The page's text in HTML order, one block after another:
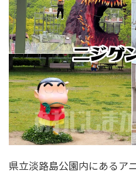
県立淡路島公園内にあるア